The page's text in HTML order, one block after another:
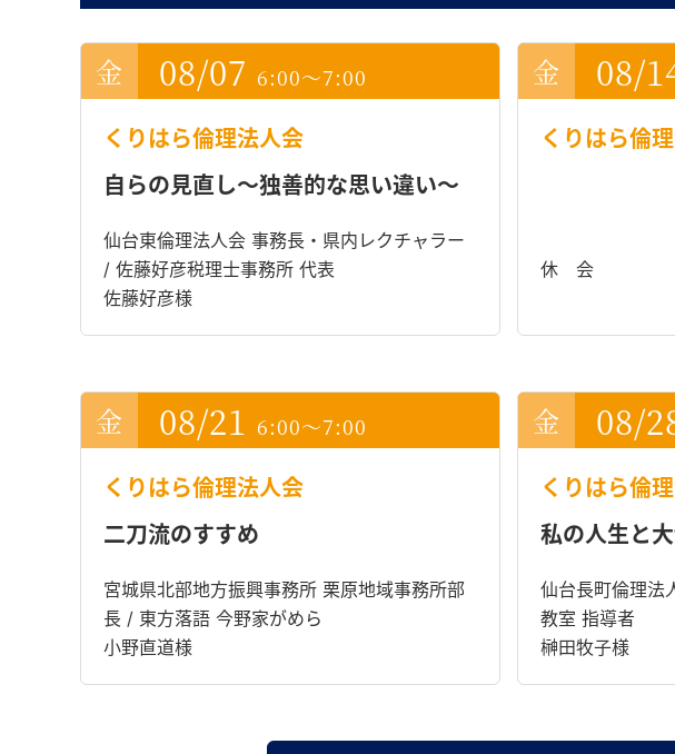
08/07 6:00～7:00
くりはら倫理法人会
自らの見直し～独善的な思い違い～
仙台東倫理法人会 事務長・県内レクチャラー
/ 佐藤好彦税理士事務所 代表
佐藤好彦様
08/
くりはら倫
休 会
08/21 6:00～7:00
くりはら倫理法人会
二刀流のすすめ
宮城県北部地方振興事務所 栗原地域事務所部
長 / 東方落語 今野家がめら
小野直道様
08/
くりはら倫
私の人生と
仙台長町倫理法
教室 指導者
榊田牧子様